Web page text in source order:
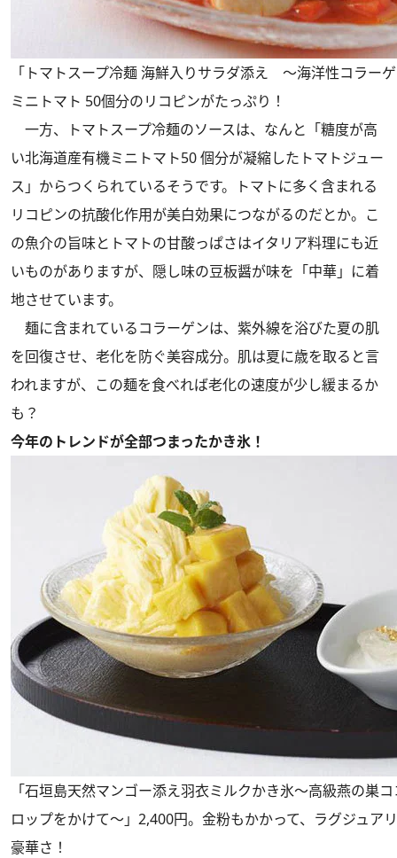
「トマトスープ冷麺 海鮮入りサラダ添え ～海洋性コラー
ミニトマト 50個分のリコピンがたっぷり！
一方、トマトスープ冷麺のソースは、なんと「糖度が高
い北海道産有機ミニトマト50 個分が凝縮したトマトジュー
ス」からつくられているそうです。トマトに多く含まれる
リコピンの抗酸化作用が美白効果につながるのだとか。こ
の魚介の旨味とトマトの甘酸っぱさはイタリア料理にも近
いものがありますが、隠し味の豆板醤が味を「中華」に着
地させています。
麺に含まれているコラーゲンは、紫外線を浴びた夏の肌
を回復させ、老化を防ぐ美容成分。肌は夏に歳を取ると言
われますが、この麺を食べれば老化の速度が少し緩まるか
も？
今年のトレンドが全部つまったかき氷！
「石垣島天然マンゴー添え羽衣ミルクかき氷～高級燕の巣
ロップをかけて～」2,400円。金粉もかかって、ラグジュア
豪華さ！